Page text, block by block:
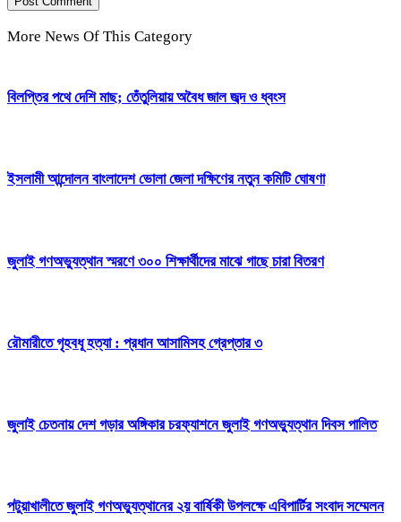
More News Of This Category
বিলপ্তির পথে দেশি মাছ; তেঁতুলিয়ায় অবৈধ জাল জব্দ ও ধ্বংস
ইসলামী আন্দোলন বাংলাদেশ ভোলা জেলা দক্ষিণের নতুন কমিটি ঘোষণা
জুলাই গণঅভ্যুত্থান স্মরণে ৩০০ শিক্ষার্থীদের মাঝে গাছে চারা বিতরণ
রৌমারীতে গৃহবধূ হত্যা : প্রধান আসামিসহ গ্রেপ্তার ৩
জুলাই চেতনায় দেশ গড়ার অঙ্গিকার চরফ্যাশনে জুলাই গণঅভ্যুত্থান দিবস পালিত
পটুয়াখালীতে জুলাই গণঅভ্যুত্থানের ২য় বার্ষিকী উপলক্ষে এবিপার্টির সংবাদ সম্মেলন